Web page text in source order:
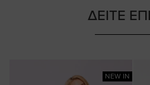
NEW IN
ΔΕΙΤΕ